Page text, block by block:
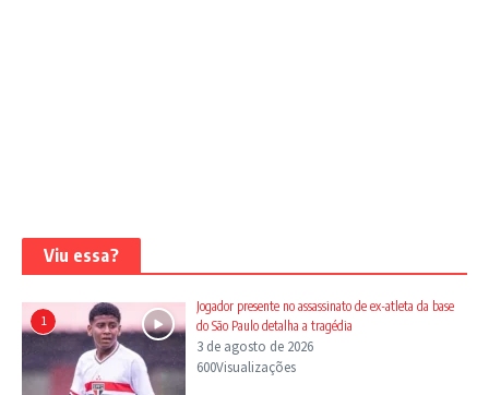
Viu essa?
1
Jogador presente no assassinato de ex-atleta da base
do São Paulo detalha a tragédia
3 de agosto de 2026
600Visualizações